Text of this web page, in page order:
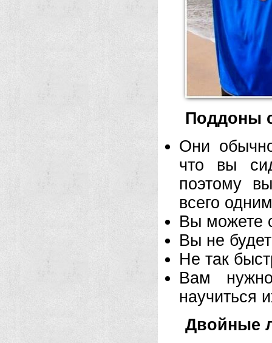
Поддоны
Они
что вы
поэтому
всего
Вы можете
Вы не
Не так
Вам
научиться
Двойные